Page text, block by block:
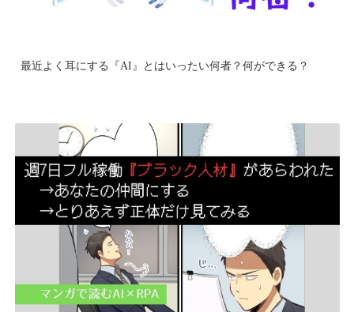
最近よく耳にする『AI』とはいったい何者？何ができる？